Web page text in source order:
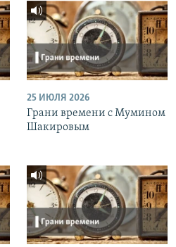
25 ИЮЛЯ 2026
Грани времени с Мумином
Шакировым